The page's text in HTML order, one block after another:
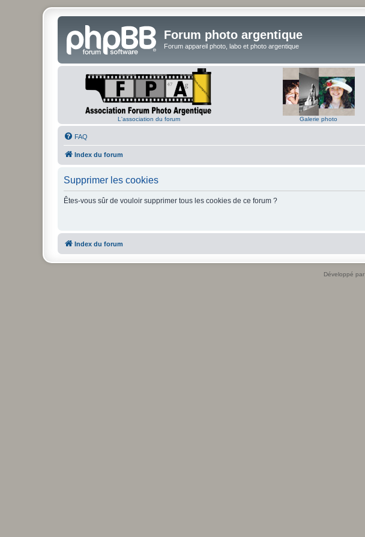
Forum photo argentique
Forum appareil photo, labo et photo argentique
L'association du forum Galerie photo
FAQ
Index du forum
Supprimer les cookies
Êtes-vous sûr de vouloir supprimer tous les cookies de ce forum ?
Index du forum
Développé par